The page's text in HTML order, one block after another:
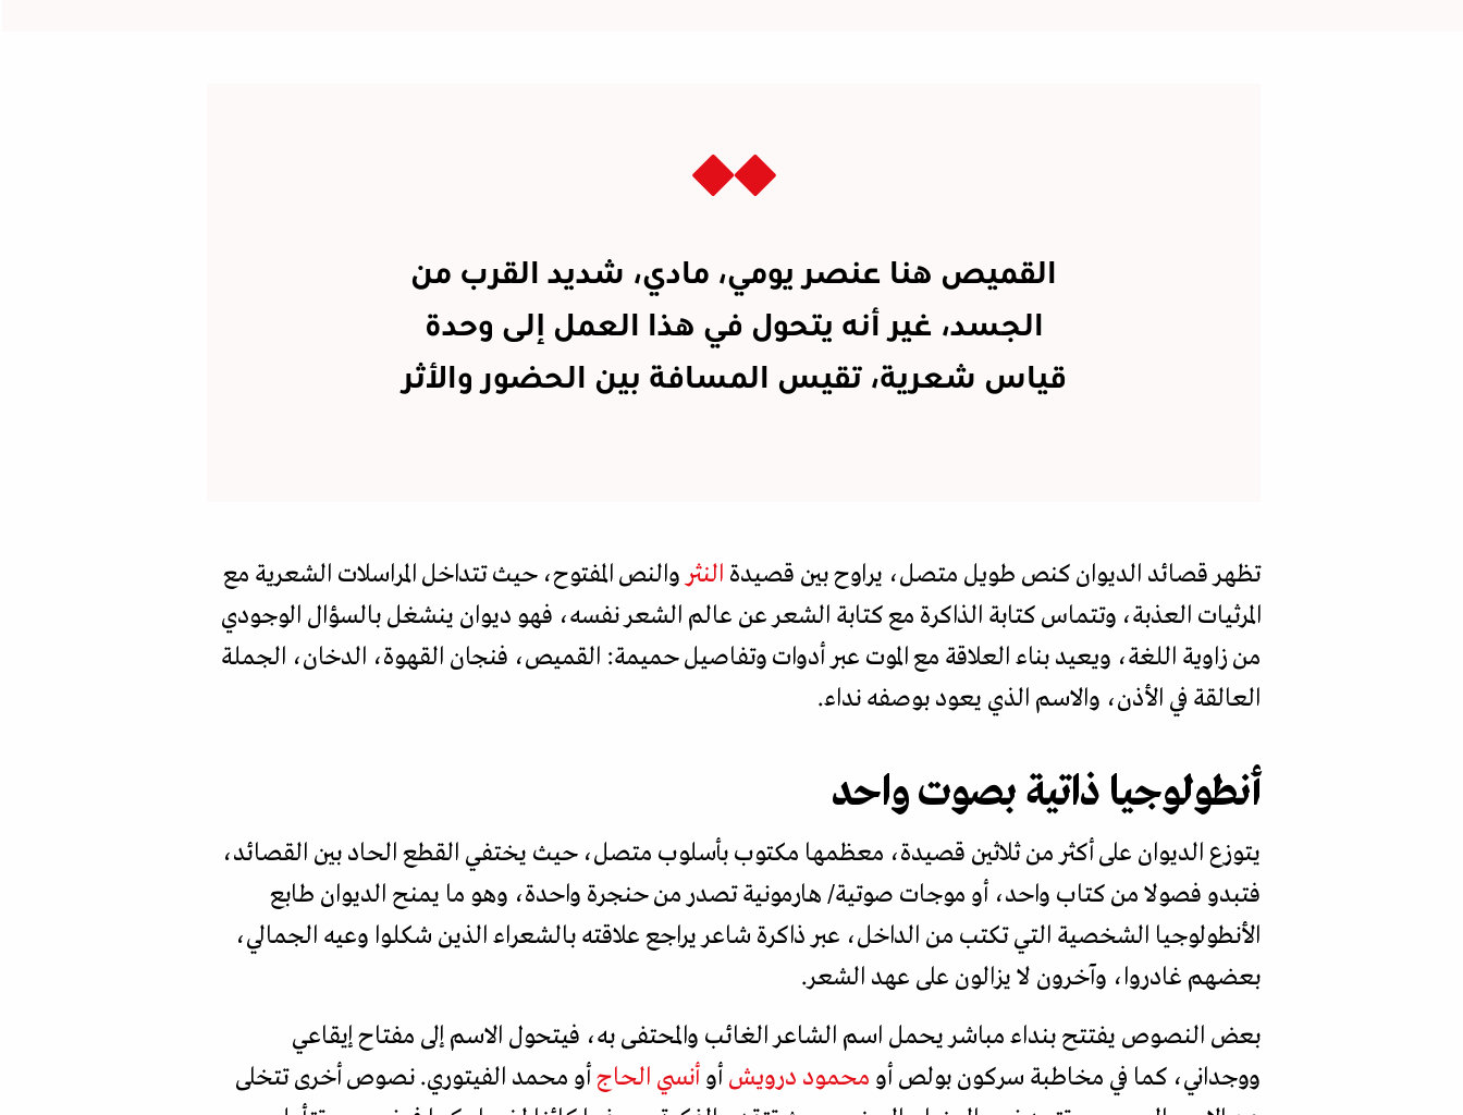
القميص هنا عنصر يومي، مادي، شديد القرب من
الجسد، غير أنه يتحول في هذا العمل إلى وحدة
قياس شعرية، تقيس المسافة بين الحضور والأثر
تظهر قصائد الديوان كنص طويل متصل، يراوح بين قصيدة النثر والنص المفتوح، حيث تتداخل المراسلات الشعرية مع
المرثيات العذبة، وتتماس كتابة الذاكرة مع كتابة الشعر عن عالم الشعر نفسه، فهو ديوان ينشغل بالسؤال الوجودي
من زاوية اللغة، ويعيد بناء العلاقة مع الموت عبر أدوات وتفاصيل حميمة: القميص، فنجان القهوة، الدخان، الجملة
العالقة في الأذن، والاسم الذي يعود بوصفه نداء.
أنطولوجيا ذاتية بصوت واحد
يتوزع الديوان على أكثر من ثلاثين قصيدة، معظمها مكتوب بأسلوب متصل، حيث يختفي القطع الحاد بين القصائد،
فتبدو فصولا من كتاب واحد، أو موجات صوتية/ هارمونية تصدر من حنجرة واحدة، وهو ما يمنح الديوان طابع
الأنطولوجيا الشخصية التي تكتب من الداخل، عبر ذاكرة شاعر يراجع علاقته بالشعراء الذين شكلوا وعيه الجمالي،
بعضهم غادروا، وآخرون لا يزالون على عهد الشعر.
بعض النصوص يفتتح بنداء مباشر يحمل اسم الشاعر الغائب والمحتفى به، فيتحول الاسم إلى مفتاح إيقاعي
ووجداني، كما في مخاطبة سركون بولص أو محمود درويش أو أنسي الحاجأو محمد الفيتوري. نصوص أخرى تتخلى